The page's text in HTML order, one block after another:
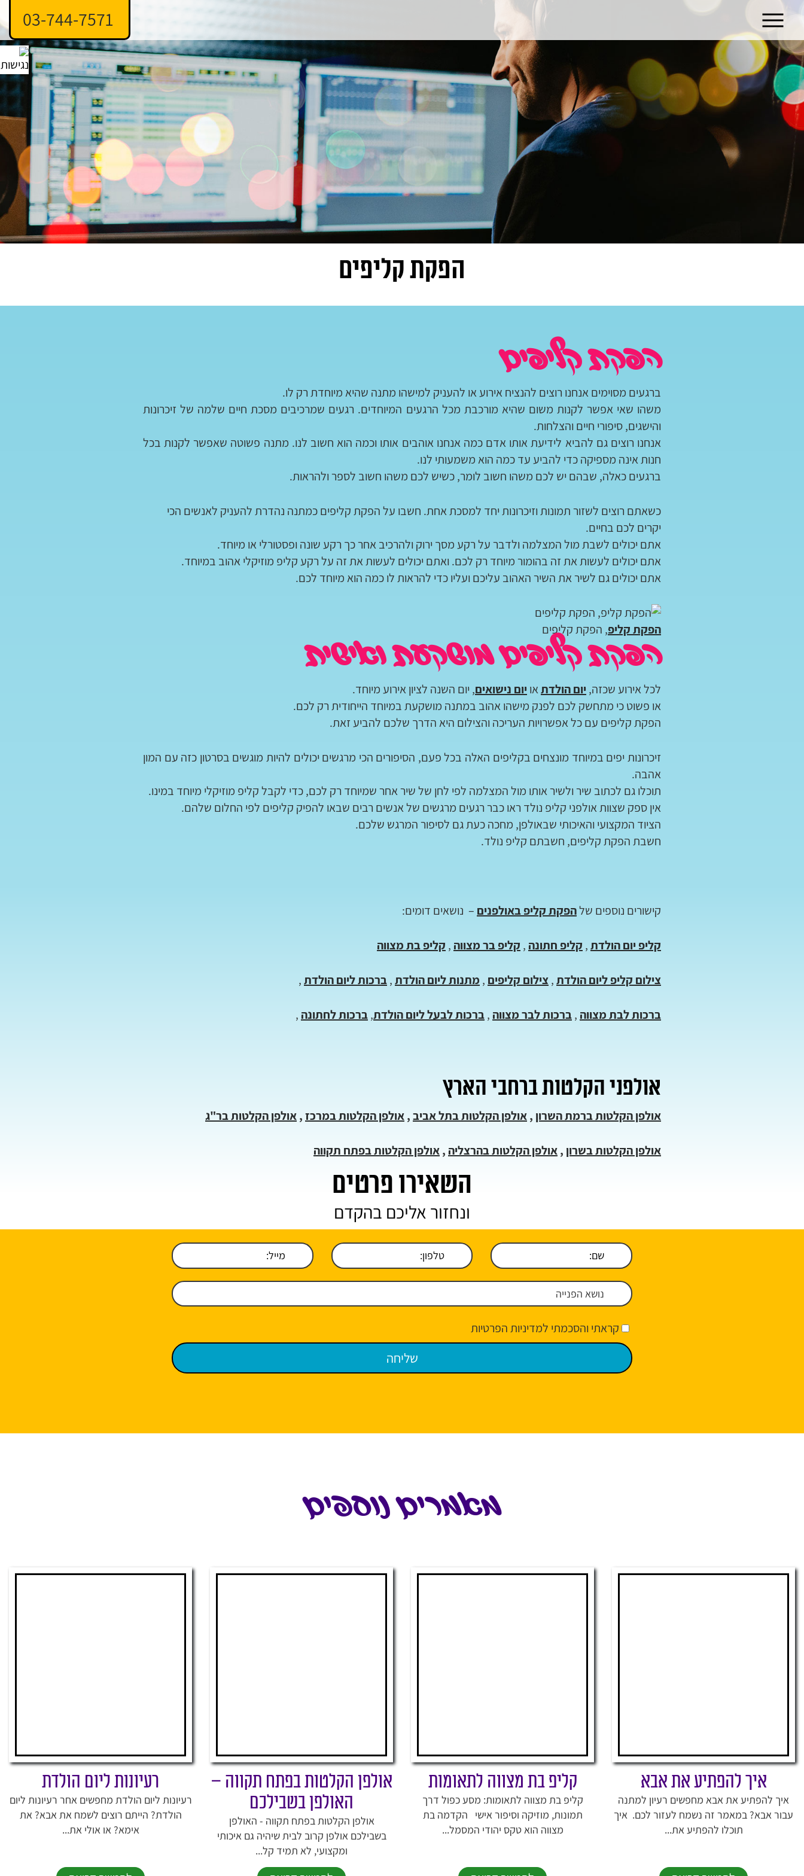
03-744-7571
הפקת קליפים
הפקת קליפים
ברגעים מסוימים אנחנו רוצים להנציח אירוע או להעניק למישהו מתנה שהיא מיוחדת רק לו.
משהו שאי אפשר לקנות משום שהיא מורכבת מכל הרגעים המיוחדים. רגעים שמרכיבים מסכת חיים שלמה של זיכרונות
והישגים, סיפורי חיים והצלחות.
אנחנו רוצים גם להביא לידיעת אותו אדם כמה אנחנו אוהבים אותו וכמה הוא חשוב לנו. מתנה פשוטה שאפשר לקנות בכל
חנות אינה מספיקה כדי להביע עד כמה הוא משמעותי לנו.
ברגעים כאלה, שבהם יש לכם משהו חשוב לומר, כשיש לכם משהו חשוב לספר ולהראות.
כשאתם רוצים לשזור תמונות וזיכרונות יחד למסכת אחת. חשבו על הפקת קליפים כמתנה נהדרת להעניק לאנשים הכי
יקרים לכם בחיים.
אתם יכולים לשבת מול המצלמה ולדבר על רקע מסך ירוק ולהרכיב אחר כך רקע שונה ופסטורלי או מיוחד.
אתם יכולים לעשות את זה בהומור מיוחד רק לכם. ואתם יכולים לעשות את זה על רקע קליפ מוזיקלי אהוב במיוחד.
אתם יכולים גם לשיר את השיר האהוב עליכם ועליו כדי להראות לו כמה הוא מיוחד לכם.
הפקת קליפ, הפקת קליפים
הפקת קליפים מושקעת ואישית
לכל אירוע שכזה, יום הולדתאו יום נישואים, יום השנה לציון אירוע מיוחד.
או פשוט כי מתחשק לכם לפנק מישהו אהוב במתנה מושקעת במיוחד הייחודית רק לכם.
הפקת קליפים עם כל אפשרויות העריכה והצילום היא הדרך שלכם להביע זאת.
זיכרונות יפים במיוחד מונצחים בקליפים האלה בכל פעם, הסיפורים הכי מרגשים יכולים להיות מוגשים בסרטון כזה עם המון
אהבה.
תוכלו גם לכתוב שיר ולשיר אותו מול המצלמה לפי לחן של שיר אחר שמיוחד רק לכם, כדי לקבל קליפ מוזיקלי מיוחד במינו.
אין ספק שצוות אולפני קליפ נולד ראו כבר רגעים מרגשים של אנשים רבים שבאו להפיק קליפים לפי החלום שלהם.
הציוד המקצועי והאיכותי שבאולפן, מחכה כעת גם לסיפור המרגש שלכם.
חשבת הפקת קליפים, חשבתם קליפ נולד.
קישורים נוספים שלהפקת קליפ באולפנים – נושאים דומים:
קליפ יום הולדת, קליפ חתונה , קליפ בר מצווה , קליפ בת מצווה
צילום קליפ ליום הולדת,צילום קליפים , מתנות ליום הולדת,ברכות ליום הולדת,
ברכות לבת מצווה ,ברכות לבר מצווה ,ברכות לבעל ליום הולדת,ברכות לחתונה ,
אולפני הקלטות ברחבי הארץ
אולפן הקלטות ברמת השרון ,אולפן הקלטות בתל אביב,אולפן הקלטות במרכז,אולפן הקלטות בר"ג
אולפן הקלטות בשרון ,אולפן הקלטות בהרצליה ,אולפן הקלטות בפתח תקווה
השאירו פרטים
ונחזור אליכם בהקדם
קראתי והסכמתי למדיניות הפרטיות
מאמרים נוספים
איך להפתיע את אבא
איך להפתיע את אבא מחפשים רעיון למתנה
עבור אבא? במאמר זה נשמח לעזור לכם. איך
תוכלו להפתיע את...
קליפ בת מצווה לתאומות
קליפ בת מצווה לתאומות: מסע כפול דרך
תמונות, מוזיקה וסיפור אישי הקדמה בת
מצווה הוא טקס יהודי המסמל...
אולפן הקלטות בפתח תקווה –
האולפן בשבילכם
אולפן הקלטות בפתח תקווה - האולפן
בשבילכם אולפן קרוב לבית שיהיה גם איכותי
ומקצועי, לא תמיד קל...
רעיונות ליום הולדת
רעיונות ליום הולדת מחפשים אחר רעיונות ליום
הולדת? הייתם רוצים לשמח את אבא? את
אימא? או אולי את...